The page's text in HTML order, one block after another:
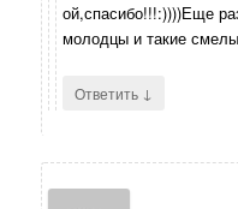
ой,спасибо!!!:))))Еще
молодцы и такие
Ответить ↓